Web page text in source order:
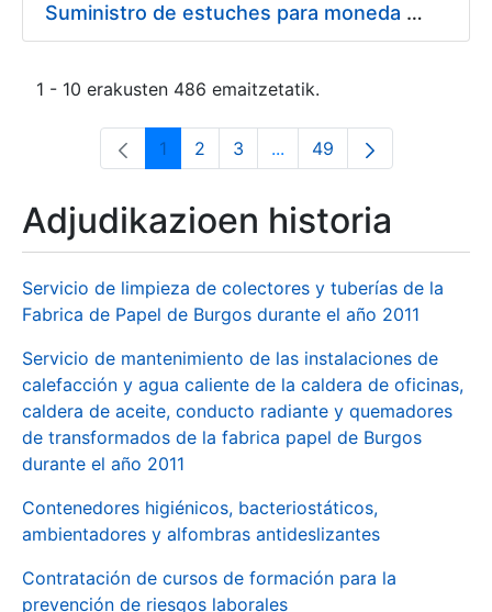
Suministro de estuches para moneda de 30 €
1 - 10 erakusten 486 emaitzetatik.
Orrialdea
1 Orrialdea
2 Orrialdea
3 ...Intermediate Pages Use
Orrialdea
49
Adjudikazioen historia
Servicio de limpieza de colectores y tuberías de la
Fabrica de Papel de Burgos durante el año 2011
Servicio de mantenimiento de las instalaciones de
calefacción y agua caliente de la caldera de oficinas,
caldera de aceite, conducto radiante y quemadores
de transformados de la fabrica papel de Burgos
durante el año 2011
Contenedores higiénicos, bacteriostáticos,
ambientadores y alfombras antideslizantes
Contratación de cursos de formación para la
prevención de riesgos laborales